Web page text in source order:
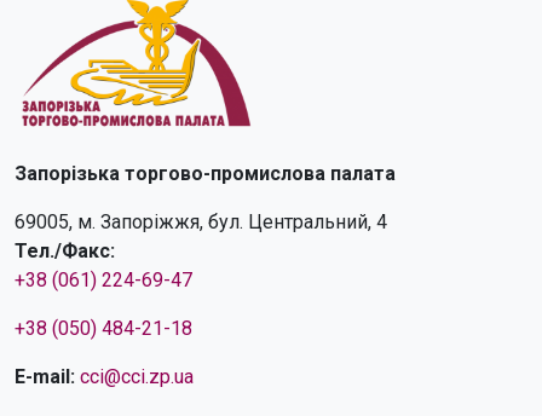
Запорізька торгово-промислова палата
69005, м. Запоріжжя, бул. Центральний, 4
Тел./Факс:
+38 (061) 224-69-47
+38 (050) 484-21-18
E-mail: cci@cci.zp.ua